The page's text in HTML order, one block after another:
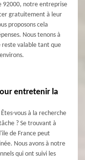
92000, notre entreprise
gratuitement à leur
proposons cela
Nous tenons à
reste valable tant que
entretenir la
vous à la recherche
? Se trouvant à
de France peut
Nous avons à notre
qui ont suivi les